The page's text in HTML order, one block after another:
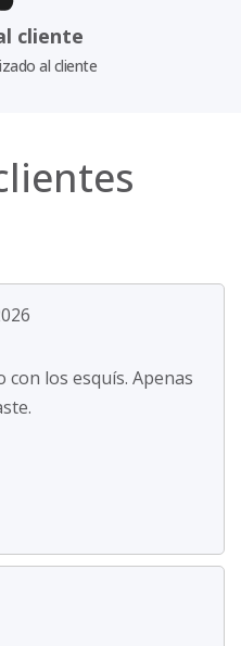
cliente
al cliente
los esquís. Apenas